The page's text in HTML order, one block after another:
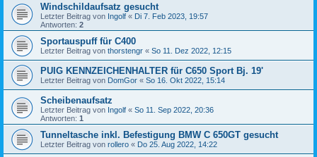
Windschildaufsatz gesucht
Letzter Beitrag von Ingolf « Di 7. Feb 2023, 19:57
Antworten: 2
Sportauspuff für C400
Letzter Beitrag von thorstengr « So 11. Dez 2022, 12:15
PUIG KENNZEICHENHALTER für C650 Sport Bj. 19'
Letzter Beitrag von DomGor « So 16. Okt 2022, 15:14
Scheibenaufsatz
Letzter Beitrag von Ingolf « So 11. Sep 2022, 20:36
Antworten: 1
Tunneltasche inkl. Befestigung BMW C 650GT gesucht
Letzter Beitrag von rollero « Do 25. Aug 2022, 14:22